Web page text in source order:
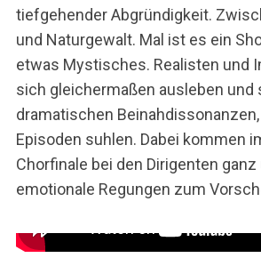
tiefgehender Abgründigkeit.
und Naturgewalt. Mal ist es ein
etwas Mystisches. Realisten und
sich gleichermaßen ausleben und
dramatischen
Episoden suhlen. Dabei kommen
Chorfinale bei den Dirigenten
emotionale Regungen zum